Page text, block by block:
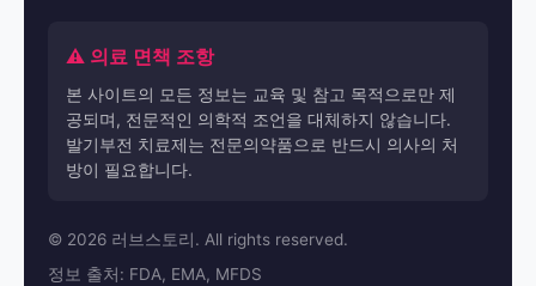
⚠️ 의료 면책 조항
본 사이트의 모든 정보는 교육 및 참고 목적으로만 제
공되며, 전문적인 의학적 조언을 대체하지 않습니다.
발기부전 치료제는 전문의약품으로 반드시 의사의 처
방이 필요합니다.
© 2026 러브스토리. All rights reserved.
정보 출처: FDA, EMA, MFDS